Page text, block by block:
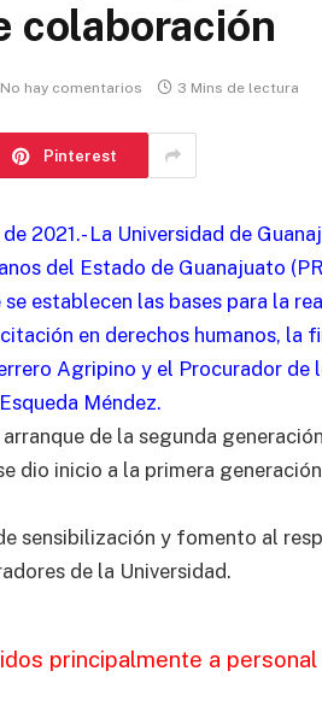
colaboración
No hay comentarios 3 Mins de lectura
Pinterest
2021.- La Universidad de
del Estado de Guanajuato
establecen las bases para la
en derechos humanos, la
Agripino y el Procurador de
Méndez.
de la segunda
dio inicio a la primera
sensibilización y fomento al
de la Universidad.
principalmente a